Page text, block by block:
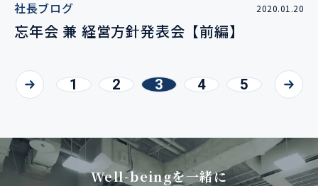
社長ブログ 2020.01.20
忘年会 兼 経営方針発表会【前編】
1 2 3 4 5
Well-beingを一緒に